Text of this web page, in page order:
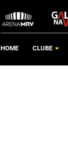
HOME CLUBE